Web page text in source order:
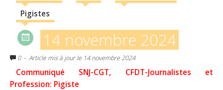
Pigistes
14 novembre 2024
0 - Article mis à jour le 14 novembre 2024
Communiqué SNJ-CGT, CFDT-Journalistes et
Profession: Pigiste